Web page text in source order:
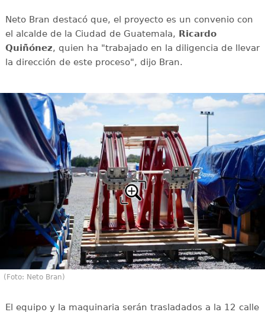
Neto Bran destacó que, el proyecto es un convenio con
el alcalde de la Ciudad de Guatemala, Ricardo
Quiñónez, quien ha "trabajado en la diligencia de llevar
la dirección de este proceso", dijo Bran.
(Foto: Neto Bran)
El equipo y la maquinaria serán trasladados a la 12 calle